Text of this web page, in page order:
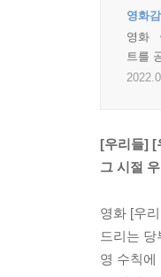
영화
영화
트를
[우리들] [
그 시절
영화 [우
드리는
영 수칙에